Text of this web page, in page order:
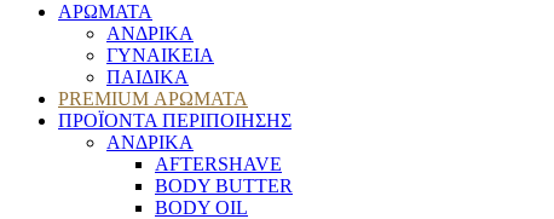
ΑΡΩΜΑΤΑ
ΑΝΔΡΙΚΑ
ΓΥΝΑΙΚΕΙΑ
ΠΑΙΔΙΚΑ
PREMIUM ΑΡΩΜΑΤΑ
ΠΡΟΪΟΝΤΑ ΠΕΡΙΠΟΙΗΣΗΣ
ΑΝΔΡΙΚΑ
AFTERSHAVE
BODY BUTTER
BODY OIL